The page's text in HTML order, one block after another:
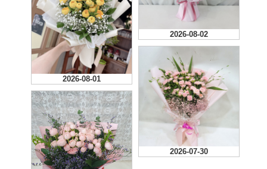
2026-08-04
화사하니 예뿌네요
2026-08-02
2026-08-02
2026-08-01
2026-07-30